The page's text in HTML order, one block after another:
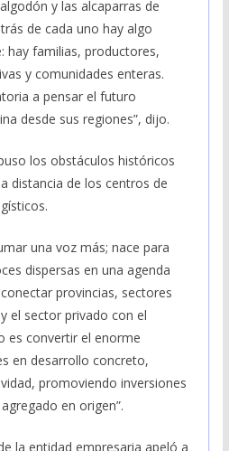
y las alcaparras de
de cada uno hay algo
hay familias, productores,
y comunidades enteras.
a pensar el futuro
desde sus regiones”, dijo.
los obstáculos históricos
distancia de los centros de
una voz más; nace para
dispersas en una agenda
provincias, sectores
el sector privado con el
es convertir el enorme
en desarrollo concreto,
promoviendo inversiones
en origen”.
la entidad empresaria apeló a